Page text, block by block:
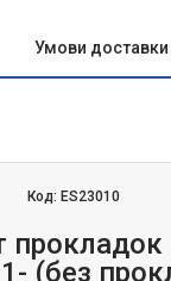
Умови доставки
Код: ES23010
(без